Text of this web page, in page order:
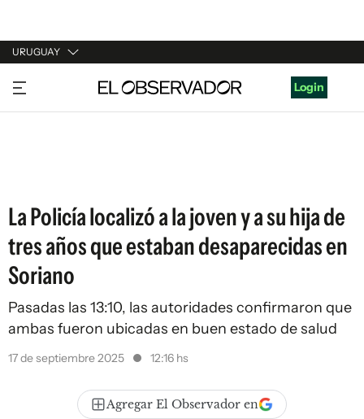
URUGUAY
URUGUAY
ARGENTINA
Login
La Policía localizó a la joven y a su hija de
tres años que estaban desaparecidas en
Soriano
Pasadas las 13:10, las autoridades confirmaron que
ambas fueron ubicadas en buen estado de salud
17 de septiembre 2025 12:16 hs
Agregar El Observador en